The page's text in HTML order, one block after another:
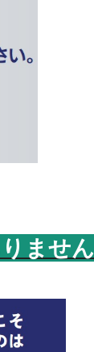
ません